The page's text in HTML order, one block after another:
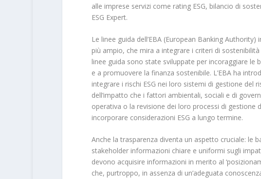
alle imprese servizi come rating ESG, bilancio di
ESG Expert.
Le linee guida dell’EBA (European Banking
più ampio, che mira a integrare i criteri di
linee guida sono state sviluppate per incoraggiare le
e a promuovere la finanza sostenibile. L’EBA ha
integrare i rischi ESG nei loro sistemi di gestione del
dell’impatto che i fattori ambientali, sociali e di
operativa o la revisione dei loro processi di gestione
incorporare considerazioni ESG a lungo termine.
Anche la trasparenza diventa un aspetto cruciale: le
stakeholder informazioni chiare e uniformi sugli
devono acquisire informazioni in merito al
che, purtroppo, in assenza di un’adeguata